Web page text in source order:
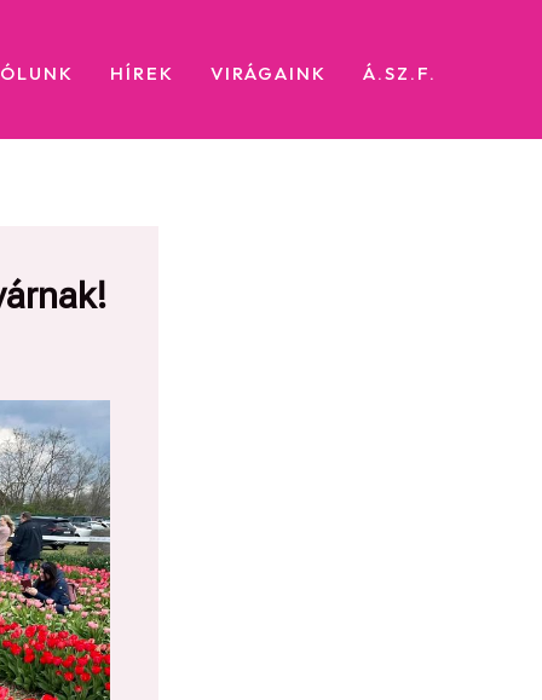
HÍREK VIRÁGAINK Á.SZ.F.